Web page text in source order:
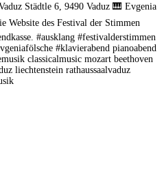
Städtle 6, 9490 Vaduz 🎹 Evgenia
des Festival der Stimmen
#ausklang #festivalderstimmen
#klavierabend pianoabend
classicalmusic mozart beethoven
liechtenstein rathaussaalvaduz